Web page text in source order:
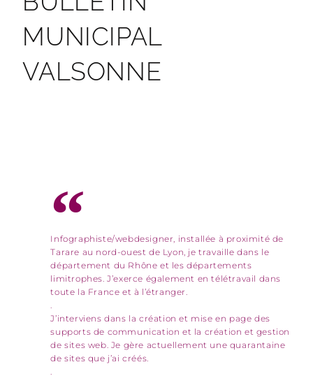
MUNICIPAL
VALSONNE
Infographiste/webdesigner, installée à proximité de
Tarare au nord-ouest de Lyon, je travaille dans le
département du Rhône et les départements
limitrophes. J’exerce également en télétravail dans
toute la France et à l’étranger.
.
J’interviens dans la création et mise en page des
supports de communication et la création et gestion
de sites web. Je gère actuellement une quarantaine
de sites que j’ai créés.
.